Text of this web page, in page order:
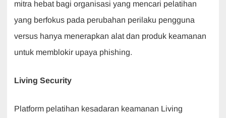
mitra hebat bagi organisasi yang mencari pelatihan
yang berfokus pada perubahan perilaku pengguna
versus hanya menerapkan alat dan produk keamanan
untuk memblokir upaya phishing.
Living Security
Platform pelatihan kesadaran keamanan Living